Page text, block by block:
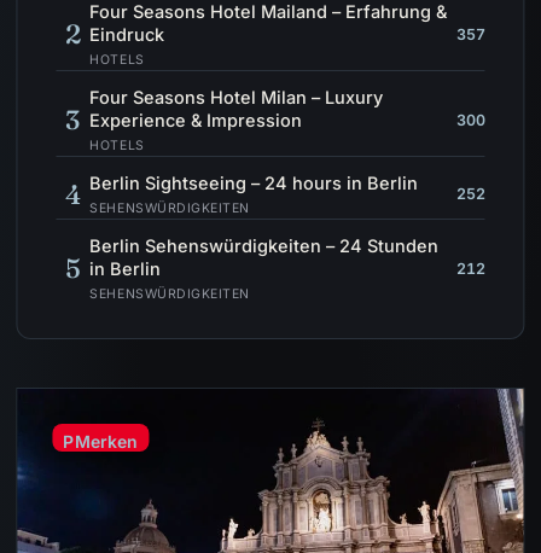
2
Four Seasons Hotel Mailand – Erfahrung &
Eindruck
HOTELS
357
3
Four Seasons Hotel Milan – Luxury
Experience & Impression
HOTELS
300
4 Berlin Sightseeing – 24 hours in Berlin
SEHENSWÜRDIGKEITEN
252
5
Berlin Sehenswürdigkeiten – 24 Stunden
in Berlin
SEHENSWÜRDIGKEITEN
212
PMerken